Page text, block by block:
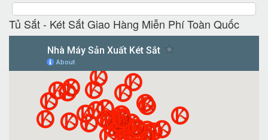
Tủ Sắt - Két Sắt Giao Hàng Miễn Phí Toàn Quốc